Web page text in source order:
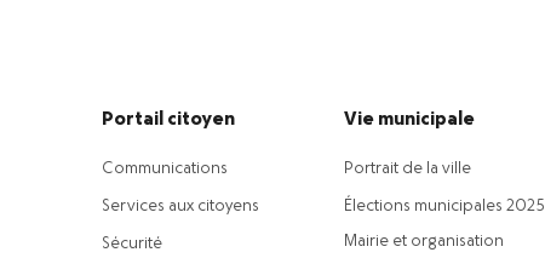
Portail citoyen
Communications
Services aux citoyens
Sécurité
Vie municipale
Portrait de la ville
Élections municipales 2025
Mairie et organisation